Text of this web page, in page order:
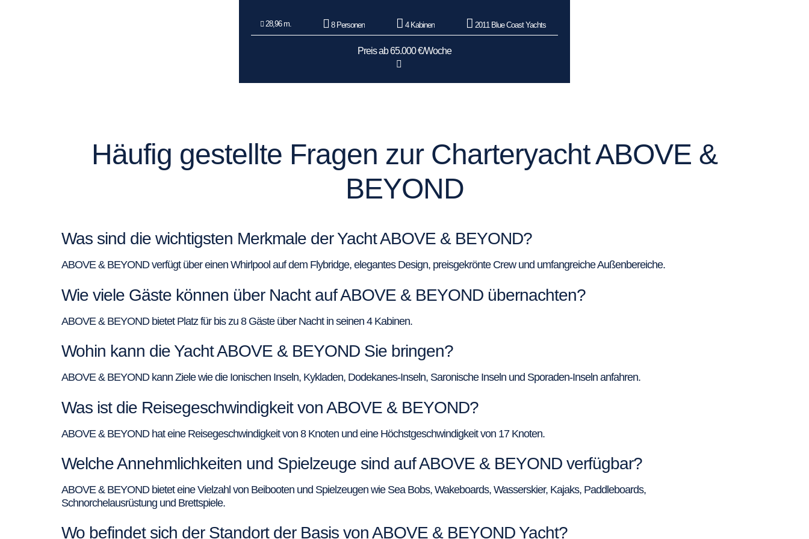
28,96 m. 8 Personen 4 Kabinen 2011 Blue Coast Yachts
Preis ab 65.000 €/Woche
Häufig gestellte Fragen zur Charteryacht ABOVE &
BEYOND
Was sind die wichtigsten Merkmale der Yacht ABOVE & BEYOND?
ABOVE & BEYOND verfügt über einen Whirlpool auf dem Flybridge, elegantes Design, preisgekrönte Crew und umfangreiche Außenbereiche.
Wie viele Gäste können über Nacht auf ABOVE & BEYOND übernachten?
ABOVE & BEYOND bietet Platz für bis zu 8 Gäste über Nacht in seinen 4 Kabinen.
Wohin kann die Yacht ABOVE & BEYOND Sie bringen?
ABOVE & BEYOND kann Ziele wie die Ionischen Inseln, Kykladen, Dodekanes-Inseln, Saronische Inseln und Sporaden-Inseln anfahren.
Was ist die Reisegeschwindigkeit von ABOVE & BEYOND?
ABOVE & BEYOND hat eine Reisegeschwindigkeit von 8 Knoten und eine Höchstgeschwindigkeit von 17 Knoten.
Welche Annehmlichkeiten und Spielzeuge sind auf ABOVE & BEYOND verfügbar?
ABOVE & BEYOND bietet eine Vielzahl von Beibooten und Spielzeugen wie Sea Bobs, Wakeboards, Wasserskier, Kajaks, Paddleboards,
Schnorchelausrüstung und Brettspiele.
Wo befindet sich der Standort der Basis von ABOVE & BEYOND Yacht?